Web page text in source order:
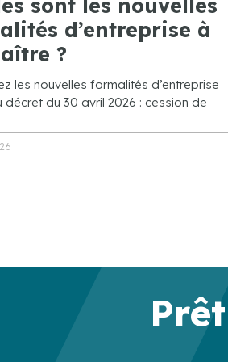
sont les nouvelles
d’entreprise à
?
les nouvelles formalités d’entreprise
décret du 30 avril 2026 : cession de